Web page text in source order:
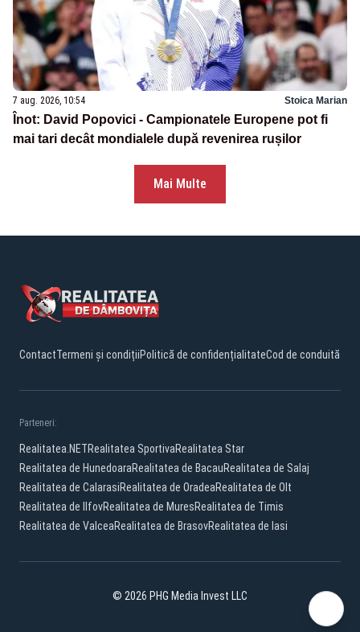
7 aug. 2026, 10:54 Stoica Marian
Înot: David Popovici - Campionatele Europene pot fi
mai tari decât mondialele după revenirea rușilor
Mai Multe
ContactTermeni și condițiiPolitică de confidențialitateCod de conduită
Parteneri:
Realitatea.NETRealitatea SportivaRealitatea Star
Realitatea de HunedoaraRealitatea de BacauRealitatea de Salaj
Realitatea de CalarasiRealitatea de OradeaRealitatea de Olt
Realitatea de IlfovRealitatea de MuresRealitatea de Timis
Realitatea de ValceaRealitatea de BrasovRealitatea de Iasi
© 2026 PHG Media Invest LLC